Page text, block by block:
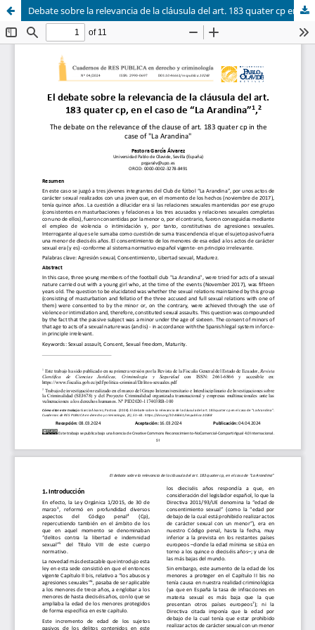
Debate sobre la relevancia de la cláusula del art. 183 quater cp en el caso de "La Arandina"